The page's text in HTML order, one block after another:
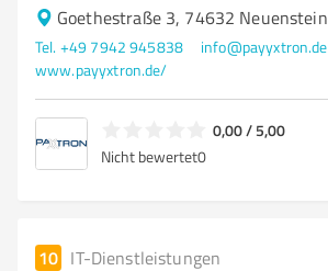
Goethestraße 3, 74632 Neuenstein
Tel. +49 7942 945838
info@payyxtron.de
www.payyxtron.de/
0,00 / 5,00
Nicht bewertet0
10 IT-Dienstleistungen